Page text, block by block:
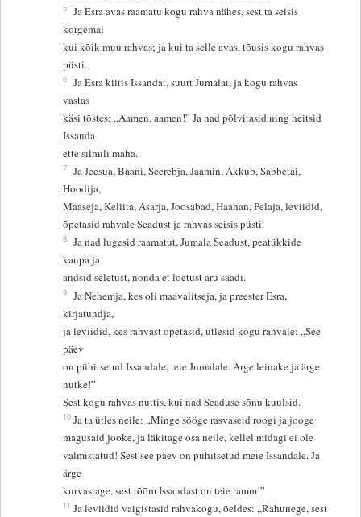
5 Ja Esra avas raamatu kogu rahva nähes, sest ta seisis
kõrgemal
kui kõik muu rahvas; ja kui ta selle avas, tõusis kogu rahvas
püsti.
6 Ja Esra kiitis Issandat, suurt Jumalat, ja kogu rahvas
vastas
käsi tõstes: „Aamen, aamen!” Ja nad põlvitasid ning heitsid
Issanda
ette silmili maha.
7 Ja Jeesua, Baani, Seerebja, Jaamin, Akkub, Sabbetai,
Hoodija,
Maaseja, Keliita, Asarja, Joosabad, Haanan, Pelaja, leviidid,
õpetasid rahvale Seadust ja rahvas seisis püsti.
8 Ja nad lugesid raamatut, Jumala Seadust, peatükkide
kaupa ja
andsid seletust, nõnda et loetust aru saadi.
9 Ja Nehemja, kes oli maavalitseja, ja preester Esra,
kirjatundja,
ja leviidid, kes rahvast õpetasid, ütlesid kogu rahvale: „See
päev
on pühitsetud Issandale, teie Jumalale. Ärge leinake ja ärge
nutke!”
Sest kogu rahvas nuttis, kui nad Seaduse sõnu kuulsid.
10 Ja ta ütles neile: „Minge sööge rasvaseid roogi ja jooge
magusaid jooke, ja läkitage osa neile, kellel midagi ei ole
valmistatud! Sest see päev on pühitsetud meie Issandale. Ja
ärge
kurvastage, sest rõõm Issandast on teie ramm!”
11 Ja leviidid vaigistasid rahvakogu, öeldes: „Rahunege, sest